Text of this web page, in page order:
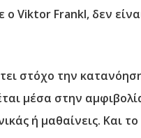
Viktor Frankl, δεν
στόχο την
μέσα στην
ή μαθαίνεις. Και το